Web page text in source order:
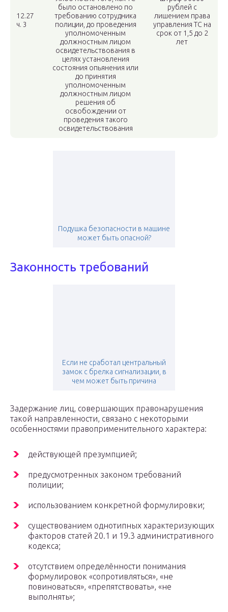
12.27
ч. 3
было остановлено по
требованию сотрудника
полиции, до проведения
уполномоченным
должностным лицом
освидетельствования в
целях установления
состояния опьянения или
до принятия
уполномоченным
должностным лицом
решения об
освобождении от
проведения такого
освидетельствования
рублей с
лишением права
управления ТС на
срок от 1,5 до 2
лет
Подушка безопасности в машине
может быть опасной?
Законность требований
Если не сработал центральный
замок с брелка сигнализации, в
чем может быть причина
Задержание лиц, совершающих правонарушения
такой направленности, связано с некоторыми
особенностями правоприменительного характера:
действующей презумпцией;
предусмотренных законом требований
полиции;
использованием конкретной формулировки;
существованием однотипных характеризующих
факторов статей 20.1 и 19.3 административного
кодекса;
отсутствием определённости понимания
формулировок «сопротивляться», «не
повиноваться», «препятствовать», «не
выполнять»;